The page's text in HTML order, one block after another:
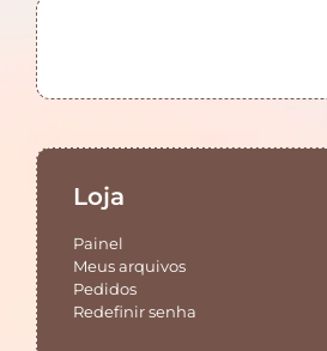
Loja
Painel
Meus arquivos
Pedidos
Redefinir senha